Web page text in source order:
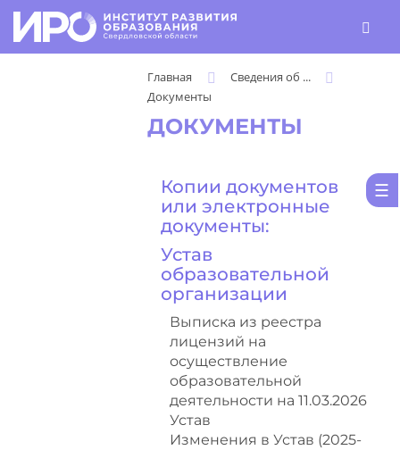
Главная
Сведения об ...
Документы
ДОКУМЕНТЫ
Копии документов
или электронные
документы:
Устав
образовательной
организации
Выписка из реестра
лицензий на
осуществление
образовательной
деятельности на 11.03.2026
Устав
Изменения в Устав (2025-